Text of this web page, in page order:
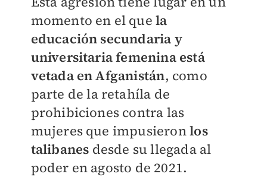
momento en el quela
educación secundaria y
universitaria femenina está
vetada en Afganistán, como
parte de la retahíla de
prohibiciones contra las
mujeres que impusieronlos
talibanes desde su llegada al
poder en agosto de 2021.